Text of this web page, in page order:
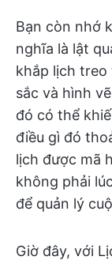
Bạn còn nhớ
nghĩa là lật
khắp lịch treo
sắc và hình
đó có thể
điều gì đó
lịch được mã
không phải
để quản lý
Giờ đây, với